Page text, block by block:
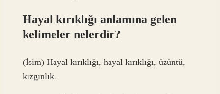
Hayal kırıklığı anlamına gelen
kelimeler nelerdir?
(İsim) Hayal kırıklığı, hayal kırıklığı, üzüntü,
kızgınlık.